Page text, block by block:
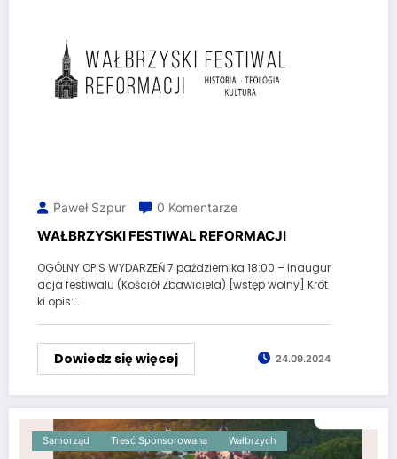
Paweł Szpur 0 Komentarze
WAŁBRZYSKI FESTIWAL REFORMACJI
OGÓLNY OPIS WYDARZEŃ 7 października 18:00 – Inaugur
acja festiwalu (Kościół Zbawiciela) [wstęp wolny] Krót
ki opis:…
Dowiedz się więcej 24.09.2024
Samorząd Treść Sponsorowana Wałbrzych